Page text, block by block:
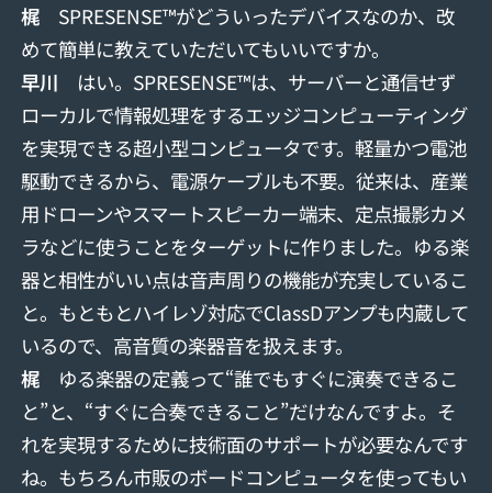
梶 SPRESENSE™がどういったデバイスなのか、改
めて簡単に教えていただいてもいいですか。
早川 はい。SPRESENSE™は、サーバーと通信せず
ローカルで情報処理をするエッジコンピューティング
を実現できる超小型コンピュータです。軽量かつ電池
駆動できるから、電源ケーブルも不要。従来は、産業
用ドローンやスマートスピーカー端末、定点撮影カメ
ラなどに使うことをターゲットに作りました。ゆる楽
器と相性がいい点は音声周りの機能が充実しているこ
と。もともとハイレゾ対応でClassDアンプも内蔵して
いるので、高音質の楽器音を扱えます。
梶 ゆる楽器の定義って“誰でもすぐに演奏できるこ
と”と、“すぐに合奏できること”だけなんですよ。そ
れを実現するために技術面のサポートが必要なんです
ね。もちろん市販のボードコンピュータを使ってもい